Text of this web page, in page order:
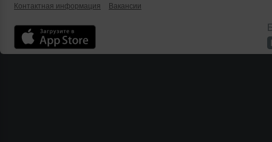
Контактная информация
Вакансии